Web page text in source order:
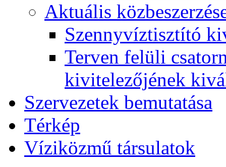
Aktuális
Szennyvíztisztító
Terven felüli
kivitelezőjének
Szervezetek bemutatása
Térkép
Víziközmű társulatok